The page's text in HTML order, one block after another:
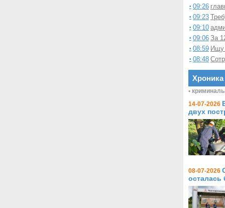
• 09:26
• 09:23
• 09:10
• 09:06 За
• 08:59 Ищу
• 08:48
•
14-07-2026
двух
08-07-2026
осталась